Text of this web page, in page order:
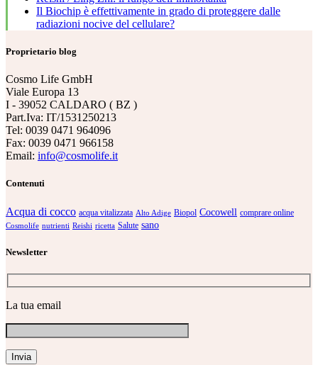
Il Biochip è effettivamente in grado di proteggere dalle
radiazioni nocive del cellulare?
Proprietario blog
Cosmo Life GmbH
Viale Europa 13
I - 39052 CALDARO ( BZ )
Part.Iva: IT/1531250213
Tel: 0039 0471 964096
Fax: 0039 0471 966158
Email: info@cosmolife.it
Contenuti
Acqua di cocco acqua vitalizzata Alto Adige Biopol Cocowell comprare online
Cosmolife nutrienti Reishi ricetta Salute sano
Newsletter
La tua email